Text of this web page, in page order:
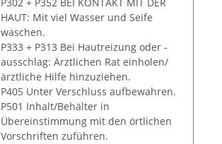
HAUT: Mit viel Wasser und Seife
waschen.
P333 + P313 Bei Hautreizung oder -
ausschlag: Ärztlichen Rat einholen/
ärztliche Hilfe hinzuziehen.
P405 Unter Verschluss aufbewahren.
P501 Inhalt/Behälter in
Übereinstimmung mit den örtlichen
Vorschriften zuführen.